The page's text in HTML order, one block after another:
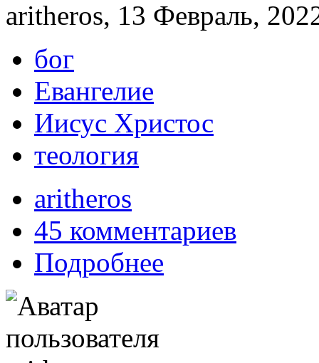
aritheros, 13 Февраль,
бог
Евангелие
Иисус Христос
теология
aritheros
45 комментариев
Подробнее